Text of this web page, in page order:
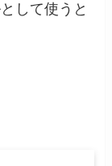
して使うと